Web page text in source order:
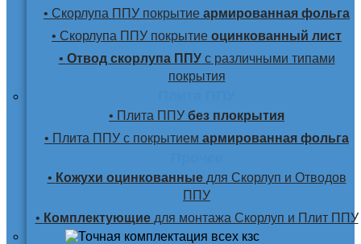
• Скорлупа ППУ покрытие армированная фольга
• Скорлупа ППУ покрытие оцинкованный лист
• Отвод скорлупа ППУс различными типами
покрытия
• Плита ППУ без плокрытия
• Плита ППУ с покрытием армированная фольга
• Кожухи оцинкованные для Скорлуп и Отводов
ППУ
• Комплектующие для монтажа Скорлуп и Плит ППУ